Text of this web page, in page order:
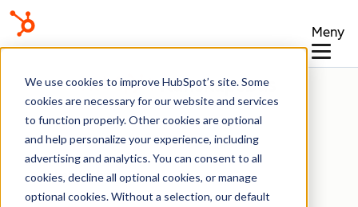
We use cookies to improve HubSpot’s site. Some
cookies are necessary for our website and services
to function properly. Other cookies are optional
and help personalize your experience, including
advertising and analytics. You can consent to all
cookies, decline all optional cookies, or manage
optional cookies. Without a selection, our default
Meny
Kunskapsbas
Arbetsflöden